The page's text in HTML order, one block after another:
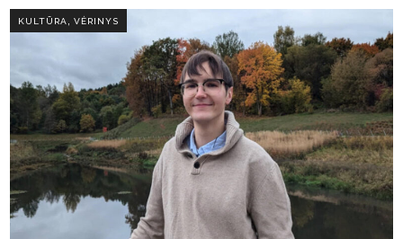
KULTŪRA ,VĖRINYS